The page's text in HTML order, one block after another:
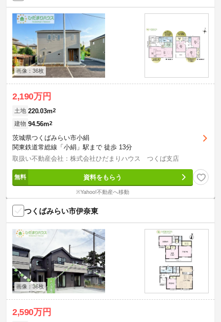
画像：36枚
2,190万円
土地 220.03m2
建物 94.56m2
茨城県つくばみらい市小絹
関東鉄道常総線「小絹」駅まで 徒歩 13分
取扱い不動産会社：株式会社ひだまりハウス つくば支店
資料をもらう
※Yahoo!不動産へ移動
つくばみらい市伊奈東
画像：36枚
2,590万円